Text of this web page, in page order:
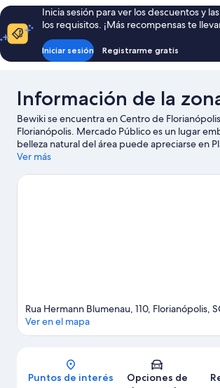
Inicia sesión para ver los descuentos y
los requisitos. ¡Más recompensas te
Iniciar sesión Registrarme gratis
Información de la
Bewiki se encuentra en Centro de
Florianópolis. Mercado Público es un lugar
belleza natural del área puede apreciarse en
Playa de Campeche. ¿Quieres asistir a un
en Estadio Orlando Scarpelli o Estadio Aderbal
Ver más
Mapa
Rua Hermann Blumenau, 110, Florianópolis,
Ver en el mapa
Puntos de interés
Opciones de